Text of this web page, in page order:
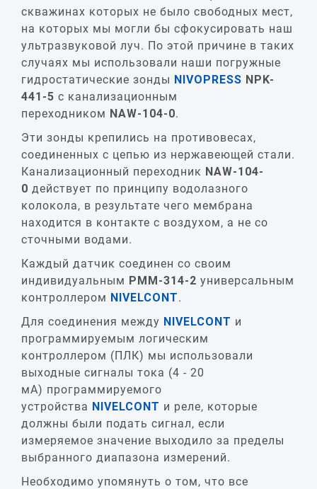
скважинах которых не было свободных мест,
на которых мы могли бы сфокусировать наш
ультразвуковой луч. По этой причине в таких
случаях мы использовали наши погружные
гидростатические зонды NIVOPRESS NPK-
441-5 с канализационным
переходником NAW-104-0.
Эти зонды крепились на противовесах,
соединенных с цепью из нержавеющей стали.
Канализационный переходник NAW-104-
0 действует по принципу водолазного
колокола, в результате чего мембрана
находится в контакте с воздухом, а не со
сточными водами.
Каждый датчик соединен со своим
индивидуальным PMM-314-2 универсальным
контроллером NIVELCONT.
Для соединения между NIVELCONT и
программируемым логическим
контроллером (ПЛК) мы использовали
выходные сигналы тока (4 - 20
мA) программируемого
устройства NIVELCONT и реле, которые
должны были подать сигнал, если
измеряемое значение выходило за пределы
выбранного диапазона измерений.
Необходимо упомянуть о том, что все